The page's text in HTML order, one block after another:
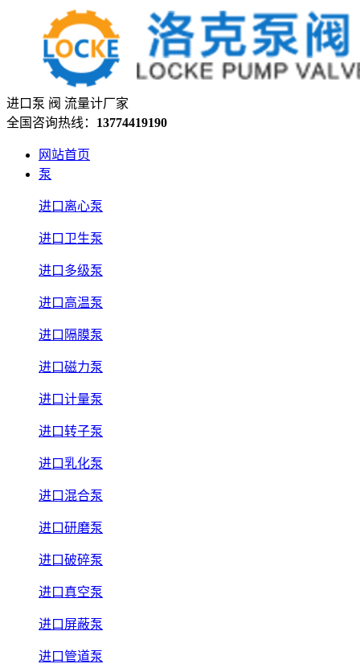
进口泵 阀 流量计厂家
全国咨询热线： 13774419190
网站首页
泵
进口离心泵
进口卫生泵
进口多级泵
进口高温泵
进口隔膜泵
进口磁力泵
进口计量泵
进口转子泵
进口乳化泵
进口混合泵
进口研磨泵
进口破碎泵
进口真空泵
进口屏蔽泵
进口管道泵